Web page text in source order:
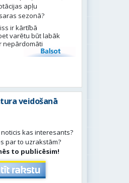
apļu
sezonā?
ir kārtībā
varētu būt labāk
nepārdomāti
Balsot
veidošanā
kas interesants?
par to uzrakstām?
to publicēsim!